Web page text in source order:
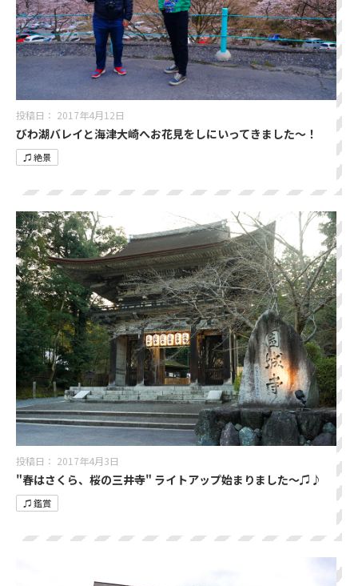
びわ湖バレイと海津大崎へお花見をしにいってきました～！
投稿日： 2017年4月12日
♫ 絶景
"春はさくら、桜の三井寺" ライトアップ始まりました〜♫♪
投稿日： 2017年4月3日
♫ 鑑賞